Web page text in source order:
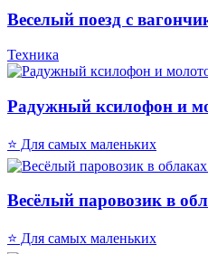
Веселый поезд с
Техника
Радужный ксилофон и
⭐ Для самых маленьких
Весёлый паровозик в
⭐ Для самых маленьких